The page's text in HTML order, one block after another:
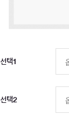
선택1
선택2